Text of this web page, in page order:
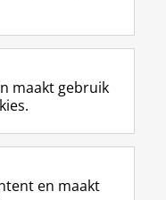
L
i
k
e
I
-
R
S
-
f
e
R
I
n
t
r
m
Y
o
T
e
k
maakt gebruik
en maakt